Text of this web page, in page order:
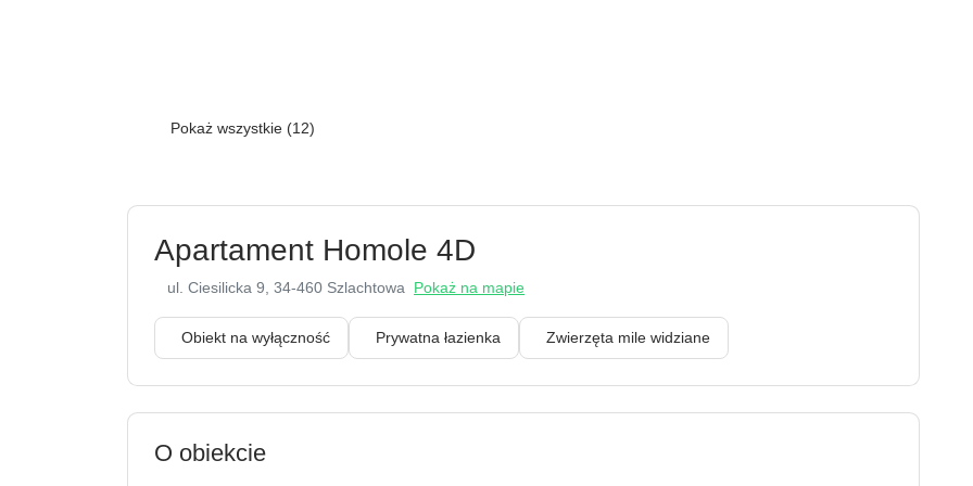
Pokaż wszystkie (12)
Apartament Homole 4D
ul. Ciesilicka 9 , 34-460 Szlachtowa Pokaż na mapie
Obiekt na wyłączność Prywatna łazienka Zwierzęta mile widziane
O obiekcie